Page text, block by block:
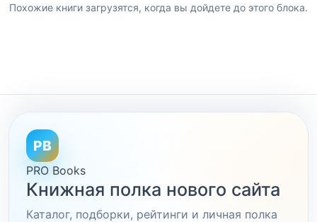
Похожие книги загрузятся, когда вы дойдете до этого блока.
PB
PRO Books
Книжная полка нового сайта
Каталог, подборки, рейтинги и личная полка